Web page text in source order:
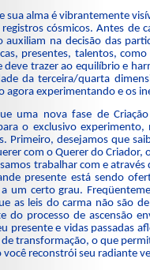
sua alma é vibrantemente
cósmicos. Antes de
auxiliam na decisão das
presentes, talentos,
deve trazer ao equilíbrio e
da terceira/quarta
agora experimentando e os
uma nova fase de
o exclusivo
Primeiro, desejamos que
com o Querer do
trabalhar com e
presente está sendo
um certo grau.
as leis do carma não são
do processo de ascensão
presente e vidas passadas
de transformação, o que
você reconstrói seu radiante